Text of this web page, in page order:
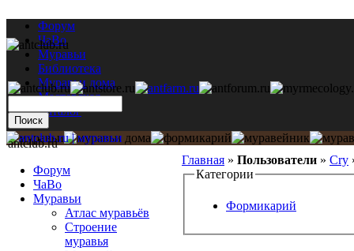
Форум
ЧаВо
Муравьи
Библиотека
Муравьи дома
Мастерская
Каталог
Главная » Пользователи » Cry
Категории
Формикарий
antclub.ru
Форум
ЧаВо
Муравьи
Атлас муравьёв
Строение
муравья